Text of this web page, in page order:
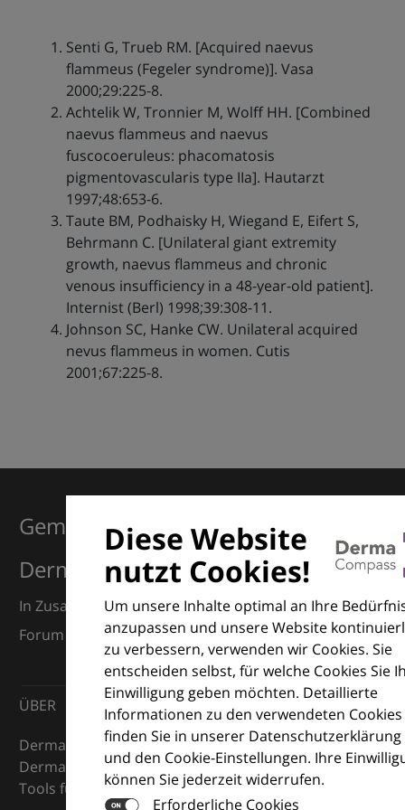
Senti G, Trueb RM. [Acquired naevus
flammeus (Fegeler syndrome)]. Vasa
2000;29:225-8.
Achtelik W, Tronnier M, Wolff HH. [Combined
naevus flammeus and naevus
fuscocoeruleus: phacomatosis
pigmentovascularis type IIa]. Hautarzt
1997;48:653-6.
Taute BM, Podhaisky H, Wiegand E, Eifert S,
Behrmann C. [Unilateral giant extremity
growth, naevus flammeus and chronic
venous insufficiency in a 48-year-old patient].
Internist (Berl) 1998;39:308-11.
Johnson SC, Hanke CW. Unilateral acquired
nevus flammeus in women. Cutis
2001;67:225-8.
Diese Website
nutzt Cookies!
Um unsere Inhalte optimal an Ihre
anzupassen und unsere Website
zu verbessern, verwenden wir Cookies. Sie
entscheiden selbst, für welche Cookies Sie
Einwilligung geben möchten. Detaillierte
Informationen zu den verwendeten Cookies
finden Sie in unserer Datenschutzerklärung
und den Cookie-Einstellungen. Ihre
können Sie jederzeit widerrufen.
Erforderliche Cookies
Gemeinsam für Exzellenz in der
Dermatologie
In Zusammenarbeit mit dem European Dermatology
Forum (EDF) und Euroderm Excellence
ÜBER
DermaCompass ist Ihr digitaler Kompass für die
Dermatologie – mit Wissen, Bildern und praktischen
Tools für den klinischen Alltag.